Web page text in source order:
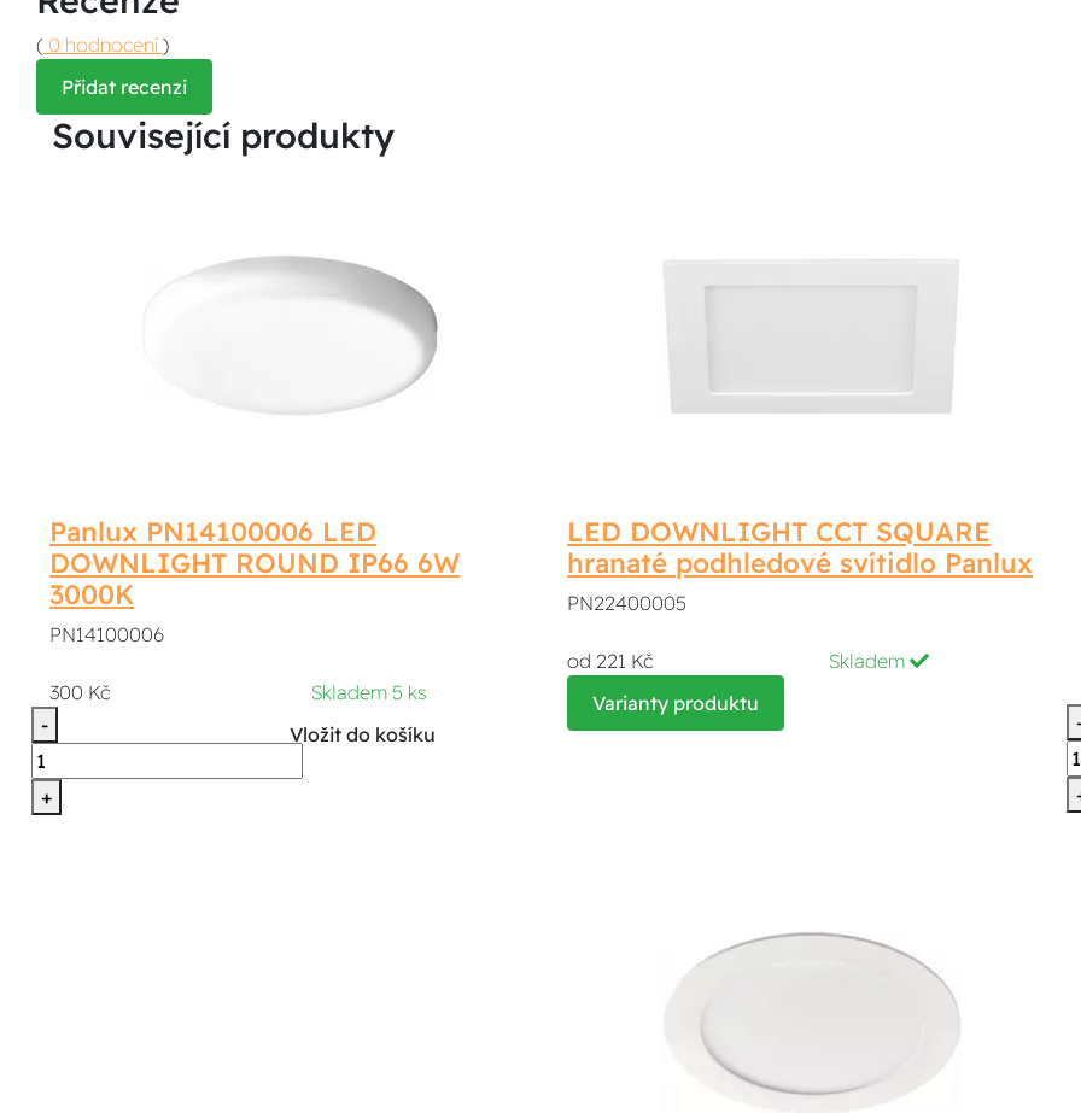
( 0 hodnocení )
Přidat recenzi
Související produkty
Panlux PN14100006 LED
DOWNLIGHT ROUND IP66 6W
3000K
PN14100006
300 Kč
Skladem 5 ks
-
+
Vložit do košíku
LED DOWNLIGHT CCT SQUARE
hranaté podhledové svítidlo Panlux
PN22400005
od 221 Kč
Skladem
Varianty produktu